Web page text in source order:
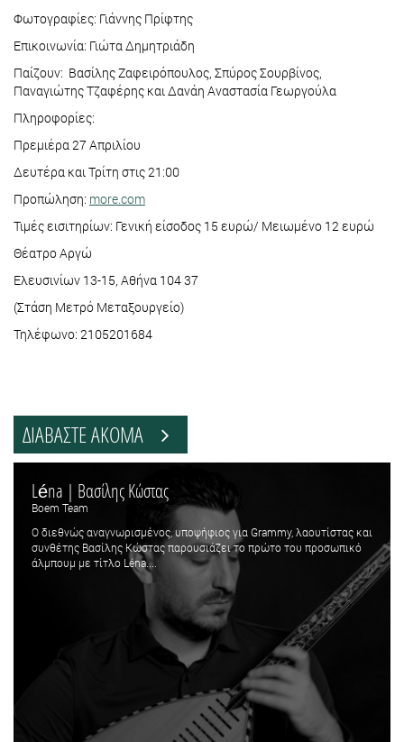
Φωτογραφίες: Γιάννης Πρίφτης
Επικοινωνία: Γιώτα Δημητριάδη
Παίζουν: Βασίλης Ζαφειρόπουλος, Σπύρος Σουρβίνος,
Παναγιώτης Τζαφέρης και Δανάη Αναστασία Γεωργούλα
Πληροφορίες:
Πρεμιέρα 27 Απριλίου
Δευτέρα και Τρίτη στις 21:00
Προπώληση: more.com
Τιμές εισιτηρίων: Γενική είσοδος 15 ευρώ/ Μειωμένο 12 ευρώ
Θέατρο Αργώ
Ελευσινίων 13-15, Αθήνα 104 37
(Στάση Μετρό Μεταξουργείο)
Τηλέφωνο: 2105201684
ΔΙΑΒΑΣΤΕ ΑΚΟΜΑ
Léna | Βασίλης Κώστας
Boem Team
Ο διεθνώς αναγνωρισμένος, υποψήφιος για Grammy, λαουτίστας και
συνθέτης Βασίλης Κώστας παρουσιάζει το πρώτο του προσωπικό
άλμπουμ με τίτλο Léna....